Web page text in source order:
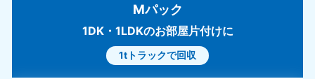
Mパック
1DK・1LDKのお部屋片付けに
1tトラックで回収